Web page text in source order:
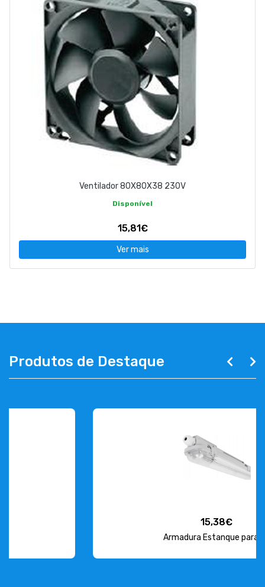
Ventilador 80X80X38 230V
Disponível
15,81€
Ver mais
Produtos de Destaque
Armadura Estanque para L...